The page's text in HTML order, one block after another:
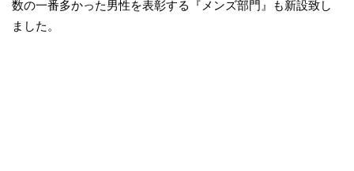
数の一番多かった男性を表彰する『メンズ部門』も新設致し
ました。